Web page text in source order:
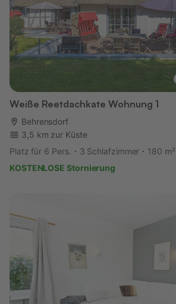
Weiße Reetdachkate Wohnung 1
Behrensdorf
3,5 km zur Küste
Platz für 6 Pers.
3 Schlafzimmer
180 m²
KOSTENLOSE Stornierung